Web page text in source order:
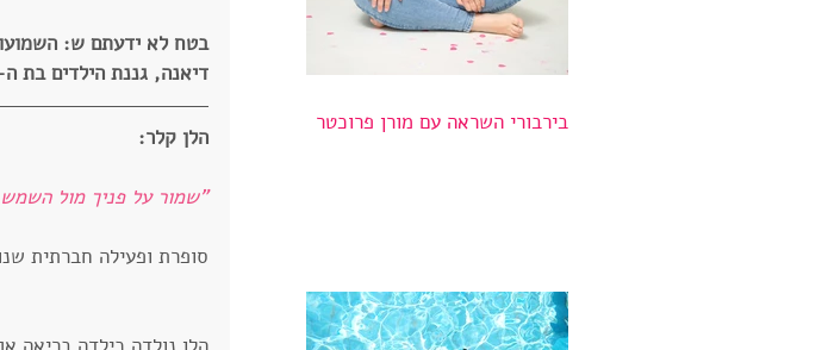
בטח לא ידעתם ש:
דיאנה, גננת הילדים בת ה-19, לאישה
הלן קלר:​
"שמור על פניך מול
סופרת ופעילה חברתית
בירבורי השראה עם מורן פרוכטר